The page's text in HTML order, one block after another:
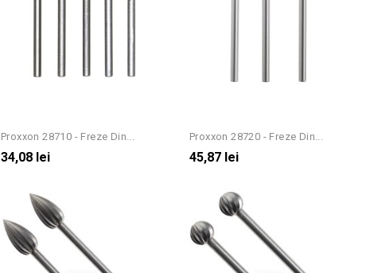
Proxxon 28710 - Freze Din...
34,08 lei
Proxxon 28720 - Freze Din...
45,87 lei